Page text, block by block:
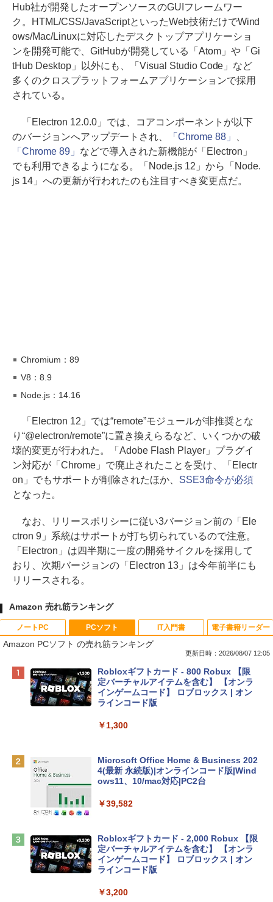
Hub社が開発したオープンソースのGUIフレームワー
ク。HTML/CSS/JavaScriptといったWeb技術だけでWind
ows/Mac/Linuxに対応したデスクトップアプリケーショ
ンを開発可能で、GitHubが開発している「Atom」や「Gi
tHub Desktop」以外にも、「Visual Studio Code」など
多くのクロスプラットフォームアプリケーションで採用
されている。
「Electron 12.0.0」では、コアコンポーネントが以下
のバージョンへアップデートされ、
「Chrome 88」
「Chrome 89」 などで導入された新機能が「Electron」
でも利用できるようになる。「Node.js 12」から「Node.
js 14」への更新が行われたのも注目すべき変更点だ。
Chromium：89
V8：8.9
Node.js：14.16
「Electron 12」では“remote”モジュールが非推奨とな
り“@electron/remote”に置き換えらるなど、いくつかの破
壊的変更が行われた。「Adobe Flash Player」プラグイ
ン対応が「Chrome」で廃止されたことを受け、「Electr
on」でもサポートが削除されたほか、 SSE3命令が必須
となった。
なお、リリースポリシーに従い3バージョン前の「Ele
ctron 9」系統はサポートが打ち切られているので注意。
「Electron」は四半期に一度の開発サイクルを採用して
おり、次期バージョンの「Electron 13」は今年前半にも
リリースされる。
Amazon 売れ筋ランキング
ノートPC
Apple 2026 MacBook Neo A18 Proチッ
プ搭載13インチノートブック：AIとAppl
e Intelligence、Liquid Retinaディスプ
レイ、8GBメモリ、512GB SSD、1080p
ィゴ + 3年延長 AppleCare+ for 13インチ
￥162,598
ンケース Dell NEC Lavie ASUS HP dyna
￥2,952
Apple 2026 MacBook Air M5チップ搭載
igence、13.6インチLiquid Retinaディ
PCソフト
Amazon PCソフト の売れ筋ランキング
更新日時：2026/08/07 12:05
Robloxギフトカード - 800 Robux 【限
定バーチャルアイテムを含む】 【オンラ
インゲームコード】 ロブロックス | オン
ラインコード版
￥1,300
Microsoft Office Home & Business 202
4(最新 永続版)|オンラインコード版|Wind
ows11、10/mac対応|PC2台
￥39,582
Robloxギフトカード - 2,000 Robux 【限
定バーチャルアイテムを含む】 【オンラ
インゲームコード】 ロブロックス | オン
ラインコード版
￥3,200
IT入門書 電子書籍リーダー